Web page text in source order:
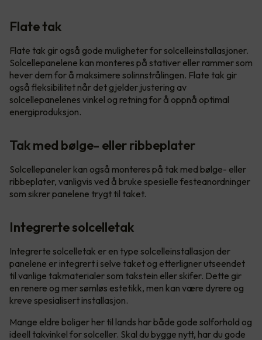
Flate tak
Flate tak gir også gode muligheter for solcelleinstallasjoner.
Solcellepanelene kan monteres på stativer eller rammer som
hever dem for å maksimere solinnstrålingen. Flate tak gir
også fleksibilitet når det gjelder justering av
solcellepanelenes vinkel og retning for å oppnå optimal
energiproduksjon.
Tak med bølge- eller ribbeplater
Solcellepaneler kan også monteres på tak med bølge- eller
ribbeplater, vanligvis ved å bruke spesielle festeanordninger
som sikrer panelene trygt til taket.
Integrerte solcelletak
Integrerte solcelletak er en type solcelleinstallasjon der
panelene er integrert i selve taket og etterligner utseendet
til vanlige takmaterialer som takstein eller skifer. Dette gir
en renere og mer sømløs estetikk, men kan være dyrere og
kreve spesialisert installasjon.
Mange eldre boliger her til lands har både gode solforhold og
ideell takvinkel for solceller. Skal du bygge nytt, har du gode